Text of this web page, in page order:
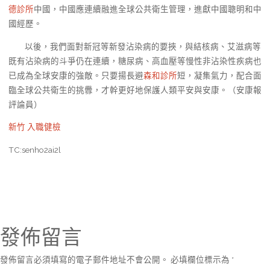
德診所中國，中國應連續融進全球公共衛生管理，進獻中國聰明和中
國經歷。
以後，我們面對新冠等新發沾染病的要挾，與結核病、艾滋病等
既有沾染病的斗爭仍在連續，糖尿病、高血壓等慢性非沾染性疾病也
已成為全球安康的強敵。只要揚長避森和診所短，凝集氣力，配合面
臨全球公共衛生的挑釁，才幹更好地保護人類平安與安康。（安康報
評論員）
新竹 入職健檢
TC:senho2ai2l
發佈留言
發佈留言必須填寫的電子郵件地址不會公開。 必填欄位標示為 *